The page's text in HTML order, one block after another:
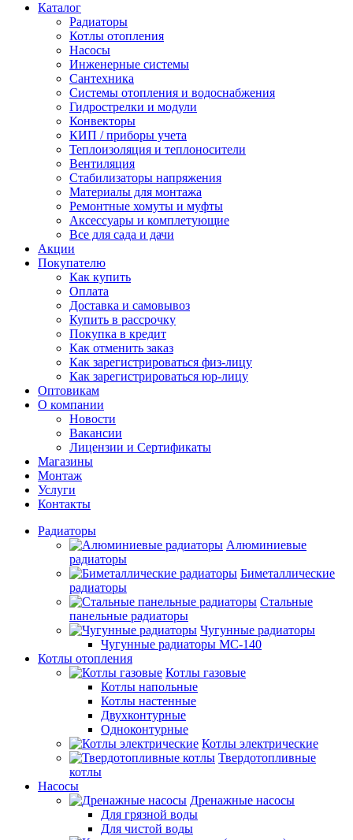
Каталог
Радиаторы
Котлы отопления
Насосы
Инженерные системы
Сантехника
Системы отопления и водоснабжения
Гидрострелки и модули
Конвекторы
КИП / приборы учета
Теплоизоляция и теплоносители
Вентиляция
Стабилизаторы напряжения
Материалы для монтажа
Ремонтные хомуты и муфты
Аксессуары и комплетующие
Все для сада и дачи
Акции
Покупателю
Как купить
Оплата
Доставка и самовывоз
Купить в рассрочку
Покупка в кредит
Как отменить заказ
Как зарегистрироваться физ-лицу
Как зарегистрироваться юр-лицу
Оптовикам
О компании
Новости
Вакансии
Лицензии и Сертификаты
Магазины
Монтаж
Услуги
Контакты
Радиаторы
Алюминиевые
радиаторы
Биметаллические
радиаторы
Стальные
панельные радиаторы
Чугунные радиаторы
Чугунные радиаторы МС-140
Котлы отопления
Котлы газовые
Котлы напольные
Котлы настенные
Двухконтурные
Одноконтурные
Котлы электрические
Твердотопливные
котлы
Насосы
Дренажные насосы
Для грязной воды
Для чистой воды